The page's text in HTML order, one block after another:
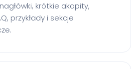
krótkie akapity,
przykłady i sekcje